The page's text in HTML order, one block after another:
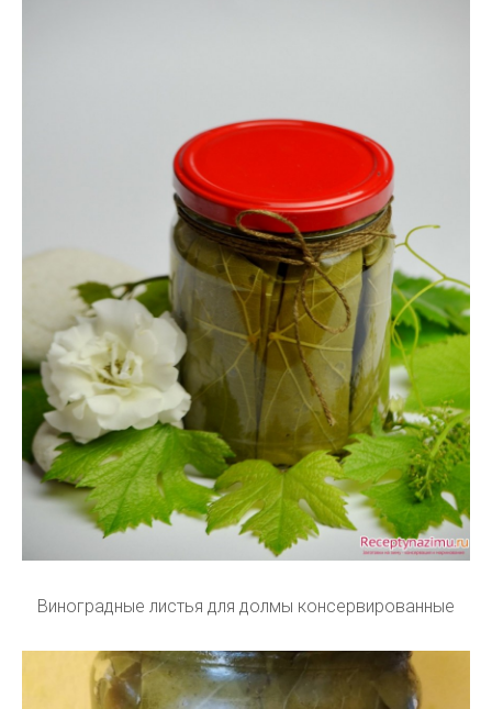
Виноградные листья для долмы консервированные